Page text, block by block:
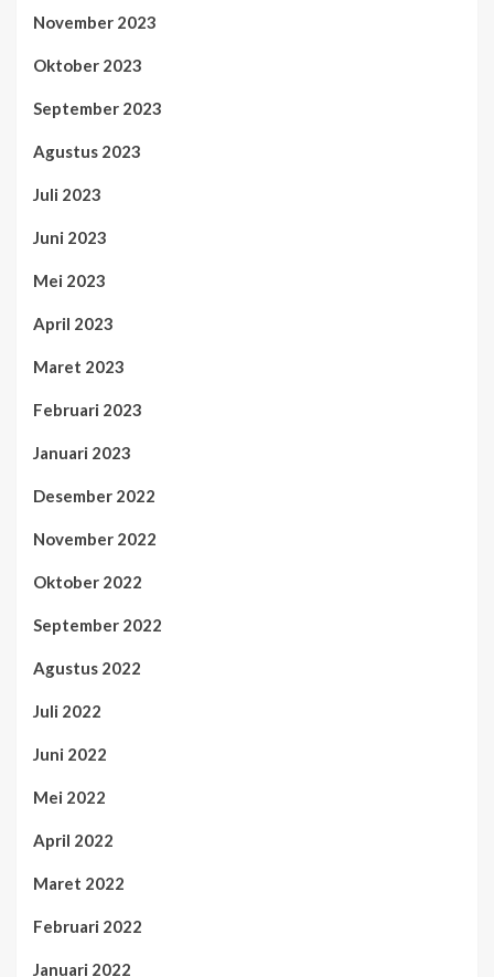
November 2023
Oktober 2023
September 2023
Agustus 2023
Juli 2023
Juni 2023
Mei 2023
April 2023
Maret 2023
Februari 2023
Januari 2023
Desember 2022
November 2022
Oktober 2022
September 2022
Agustus 2022
Juli 2022
Juni 2022
Mei 2022
April 2022
Maret 2022
Februari 2022
Januari 2022